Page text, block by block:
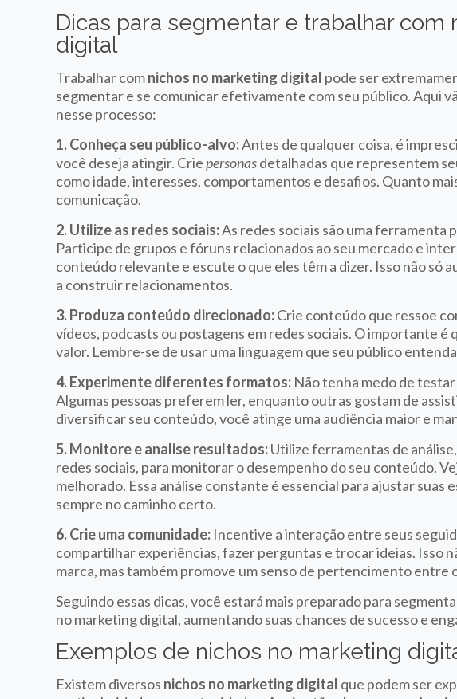
Dicas para segmentar e trabalhar com
digital
Trabalhar comnichos no marketing digital pode ser
segmentar e se comunicar efetivamente com seu público. Aqui
nesse processo:
1. Conheça seu público-alvo:Antes de qualquer coisa, é
você deseja atingir. Criepersonasdetalhadas que representem
como idade, interesses, comportamentos e desafios. Quanto
comunicação.
2. Utilize as redes sociais:As redes sociais são uma ferramenta
Participe de grupos e fóruns relacionados ao seu mercado e
conteúdo relevante e escute o que eles têm a dizer. Isso não só
a construir relacionamentos.
3. Produza conteúdo direcionado:Crie conteúdo que ressoe
vídeos, podcasts ou postagens em redes sociais. O importante
valor. Lembre-se de usar uma linguagem que seu público
4. Experimente diferentes formatos: Não tenha medo de
Algumas pessoas preferem ler, enquanto outras gostam de
diversificar seu conteúdo, você atinge uma audiência maior e
5. Monitore e analise resultados:Utilize ferramentas de
redes sociais, para monitorar o desempenho do seu conteúdo.
melhorado. Essa análise constante é essencial para ajustar
sempre no caminho certo.
6. Crie uma comunidade: Incentive a interação entre seus
compartilhar experiências, fazer perguntas e trocar ideias. Isso
marca, mas também promove um senso de pertencimento entre
Seguindo essas dicas, você estará mais preparado para
no marketing digital, aumentando suas chances de sucesso e
Exemplos de nichos no marketing
Existem diversos nichos no marketing digital que podem ser